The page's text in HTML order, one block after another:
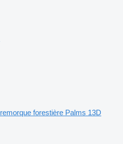
remorque forestière Palms 13D